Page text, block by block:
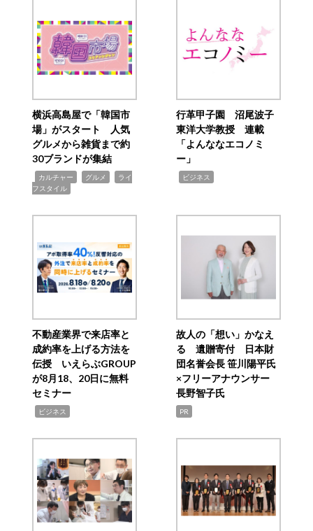
横浜高島屋で「韓国市
場」がスタート 人気
グルメから雑貨まで約
30ブランドが集結
カルチャー グルメ
ライ
フスタイル
行革甲子園 沼尾波子
東洋大学教授 連載
「よんななエコノミ
ー」
ビジネス
不動産業界で来店率と
成約率を上げる方法を
伝授 いえらぶGROUP
が8月18、20日に無料
セミナー
ビジネス
故人の「想い」かなえ
る 遺贈寄付 日本財
団名誉会長 笹川陽平氏
×フリーアナウンサー
長野智子氏
PR